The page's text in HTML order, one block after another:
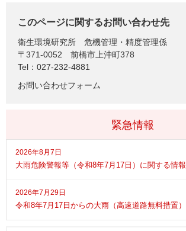
このページに関するお問い合わせ先
衛生環境研究所
危機管理・精度管理係
〒371-0052
前橋市上沖町378
Tel：027-232-4881
お問い合わせフォーム
緊急情報
2026年8月7日
大雨危険警報等（令和8年7月17日）に関する情報
2026年7月29日
令和8年7月17日からの大雨（高速道路無料措置）